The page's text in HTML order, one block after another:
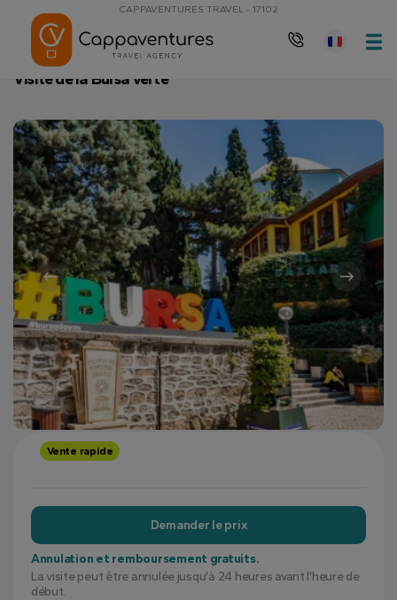
CAPPAVENTURES TRAVEL - 17102
Page d'accueil
Visite de la Bursa verte
Vente rapide
Demander le prix
Annulation et remboursement gratuits.
La visite peut être annulée jusqu'à 24 heures avant l'heure de
début.